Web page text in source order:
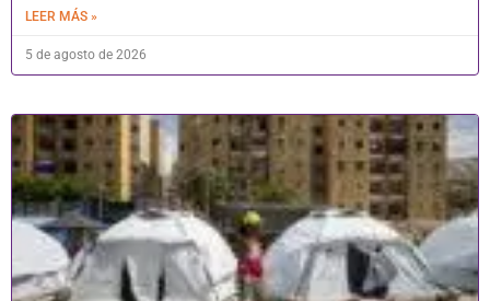
LEER MÁS »
5 de agosto de 2026